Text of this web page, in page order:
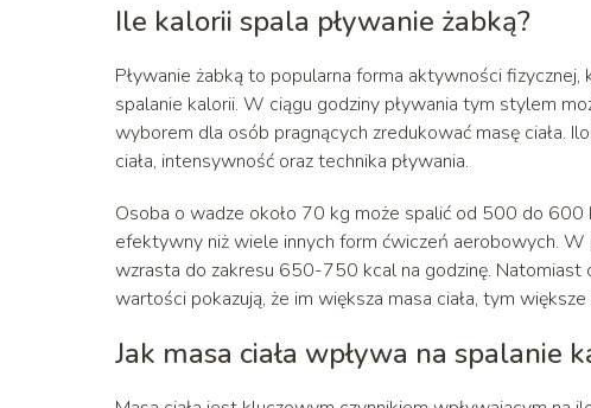
Ile kalorii spala pływanie żabką?
Pływanie żabką to popularna forma aktywności
spalanie kalorii. W ciągu godziny pływania tym stylem
wyborem dla osób pragnących zredukować masę ciała.
ciała, intensywność oraz technika pływania.
Osoba o wadze około 70 kg może spalić od 500 do 600
efektywny niż wiele innych form ćwiczeń aerobowych.
wzrasta do zakresu 650-750 kcal na godzinę.
wartości pokazują, że im większa masa ciała, tym
Jak masa ciała wpływa na spalanie